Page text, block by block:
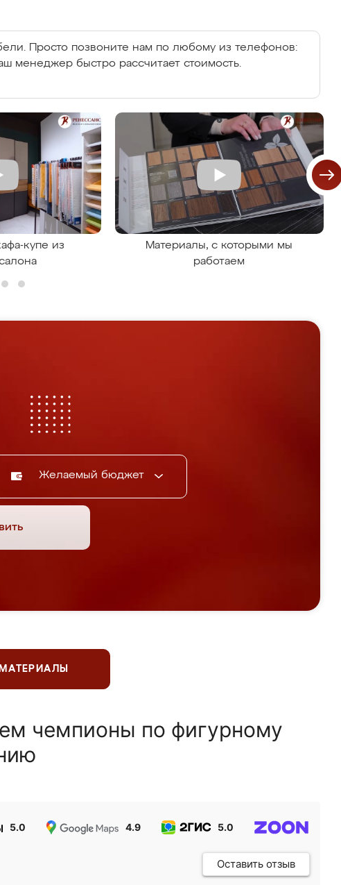
Просто позвоните нам по любому из телефонов:
менеджер быстро рассчитает стоимость.
купе из
Материалы, с которыми мы
работаем
Желаемый бюджет
чемпионы по фигурному
5.0 4.9 5.0
Оставить отзыв